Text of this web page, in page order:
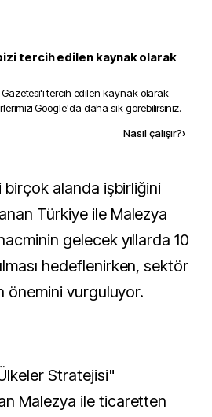
tercih edilen kaynak olarak
'i tercih edilen kaynak olarak
Google'da daha sık görebilirsiniz.
Nasıl çalışır?›
Türkiye ile Malezya
gelecek yıllarda 10
hedeflenirken, sektör
önemini vurguluyor.
Stratejisi"
Malezya ile ticaretten